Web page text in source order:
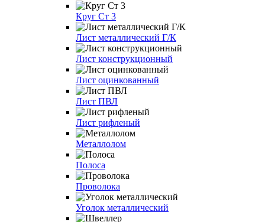
Круг Ст 3
Лист металлический Г/К
Лист конструкционный
Лист оцинкованный
Лист ПВЛ
Лист рифленый
Металлолом
Полоса
Проволока
Уголок металлический